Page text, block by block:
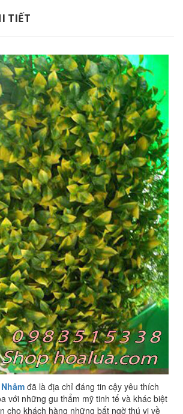
TIẾT
đã là địa chỉ đáng tin cậy yêu thích
với những gu thẩm mỹ tinh tế và khác biệt
cho khách hàng những bất ngờ thú vị về